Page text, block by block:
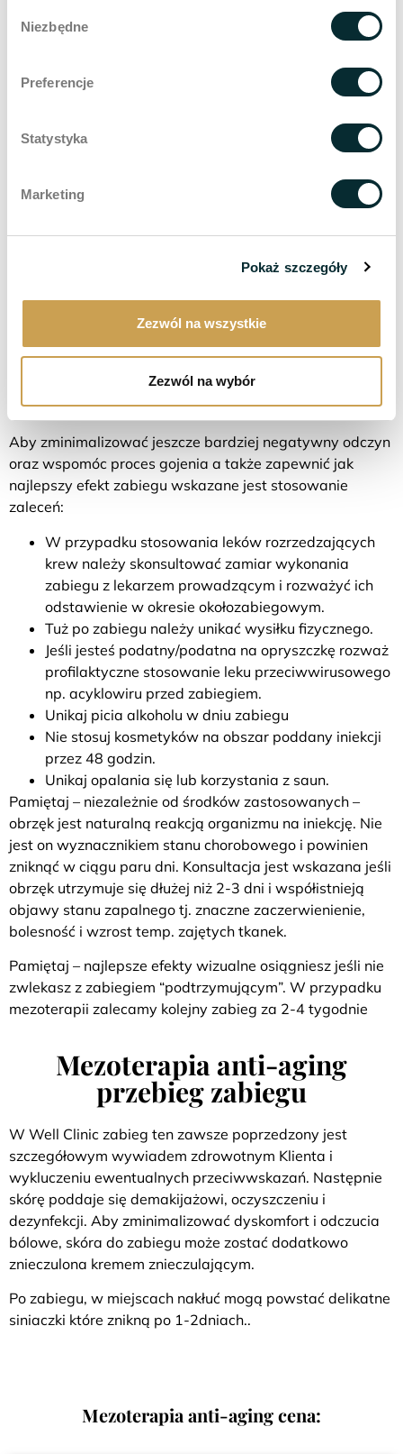
zgody
Niezbędne
Preferencje
Statystyka
Marketing
Pokaż szczegóły
Zezwól na wszystkie
Zezwól na wybór
wystarczy jeden zabieg aby cieszyć się z efektów
zabieg wykonany przez lekarza – skrócony czas
Wskazania do mezoterapii
worki pod oczami
szara cera
Mezoterapia anti-aging:
przygotowanie do zabiegu
Aby zminimalizować jeszcze bardziej negatywny odczyn
oraz wspomóc proces gojenia a także zapewnić jak
najlepszy efekt zabiegu wskazane jest stosowanie
zaleceń:
W przypadku stosowania leków rozrzedzających
krew należy skonsultować zamiar wykonania
zabiegu z lekarzem prowadzącym i rozważyć ich
odstawienie w okresie okołozabiegowym.
Tuż po zabiegu należy unikać wysiłku fizycznego.
Jeśli jesteś podatny/podatna na opryszczkę rozważ
profilaktyczne stosowanie leku przeciwwirusowego
np. acyklowiru przed zabiegiem.
Unikaj picia alkoholu w dniu zabiegu
Nie stosuj kosmetyków na obszar poddany iniekcji
przez 48 godzin.
Unikaj opalania się lub korzystania z saun.
Pamiętaj – niezależnie od środków zastosowanych –
obrzęk jest naturalną reakcją organizmu na iniekcję. Nie
jest on wyznacznikiem stanu chorobowego i powinien
zniknąć w ciągu paru dni. Konsultacja jest wskazana jeśli
obrzęk utrzymuje się dłużej niż 2-3 dni i współistnieją
objawy stanu zapalnego tj. znaczne zaczerwienienie,
bolesność i wzrost temp. zajętych tkanek.
Pamiętaj – najlepsze efekty wizualne osiągniesz jeśli nie
zwlekasz z zabiegiem “podtrzymującym”. W przypadku
mezoterapii zalecamy kolejny zabieg za 2-4 tygodnie
Mezoterapia anti-aging
przebieg zabiegu
W Well Clinic zabieg ten zawsze poprzedzony jest
szczegółowym wywiadem zdrowotnym Klienta i
wykluczeniu ewentualnych przeciwwskazań. Następnie
skórę poddaje się demakijażowi, oczyszczeniu i
dezynfekcji. Aby zminimalizować dyskomfort i odczucia
bólowe, skóra do zabiegu może zostać dodatkowo
znieczulona kremem znieczulającym.
Po zabiegu, w miejscach nakłuć mogą powstać delikatne
siniaczki które znikną po 1-2dniach..
Mezoterapia anti-aging cena: